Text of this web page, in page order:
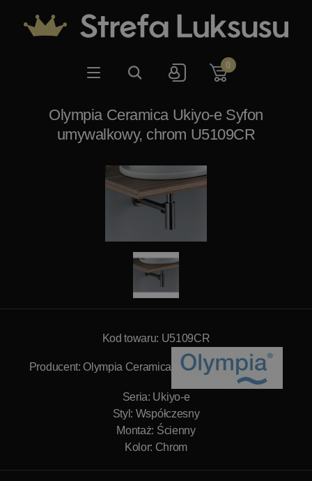
0
Olympia Ceramica Ukiyo-e Syfon
umywalkowy, chrom U5109CR
Kod towaru: U5109CR
Producent:Olympia Ceramica
Seria: Ukiyo-e
Styl: Współczesny
Montaż: Ścienny
Kolor: Chrom